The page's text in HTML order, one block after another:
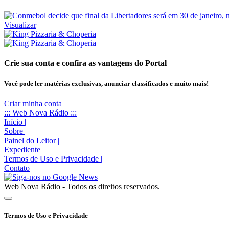
Visualizar
Crie sua conta e confira as vantagens do Portal
Você pode ler matérias exclusivas, anunciar classificados e muito mais!
Criar minha conta
::: Web Nova Rádio :::
Início |
Sobre |
Painel do Leitor |
Expediente |
Termos de Uso e Privacidade |
Contato
Web Nova Rádio - Todos os direitos reservados.
Termos de Uso e Privacidade